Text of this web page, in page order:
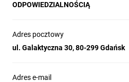
ODPOWIEDZIALNOŚCIĄ
Adres pocztowy
ul. Galaktyczna 30, 80-299 Gdańsk
Adres e-mail